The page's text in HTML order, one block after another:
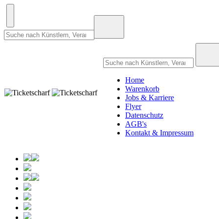
Home
Warenkorb
Jobs & Karriere
Flyer
Datenschutz
AGB's
Kontakt & Impressum